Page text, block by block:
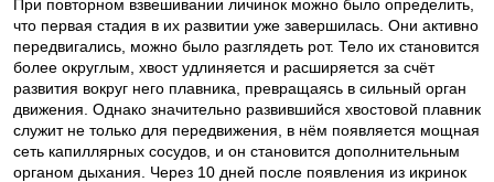
При повторном взвешивании личинок можно было определить,
что первая стадия в их развитии уже завершилась. Они активно
передвигались, можно было разглядеть рот. Тело их становится
более округлым, хвост удлиняется и расширяется за счёт
развития вокруг него плавника, превращаясь в сильный орган
движения. Однако значительно развившийся хвостовой плавник
служит не только для передвижения, в нём появляется мощная
сеть капиллярных сосудов, и он становится дополнительным
органом дыхания. Через 10 дней после появления из икринок